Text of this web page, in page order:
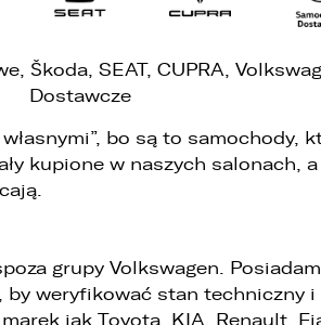
Škoda, SEAT, CUPRA,
Dostawcze
bo są to samochody,
kupione w naszych salonach,
grupy Volkswagen.
by weryfikować stan techniczny i
jak Toyota, KIA, Renault,
ZASTĄP